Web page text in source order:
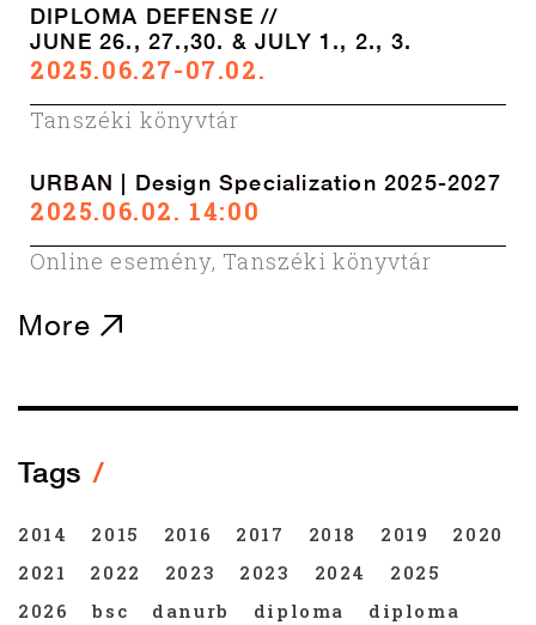
DIPLOMA DEFENSE //
JUNE 26., 27.,30. & JULY 1., 2., 3.
2025.06.27-07.02.
Tanszéki könyvtár
URBAN | Design Specialization 2025-2027
2025.06.02. 14:00
Online esemény, Tanszéki könyvtár
More
Tags
2014 2015 2016 2017 2018 2019
2020
2021
2022 2023 2023 2024
2025
2026
bsc danurb diploma
diploma